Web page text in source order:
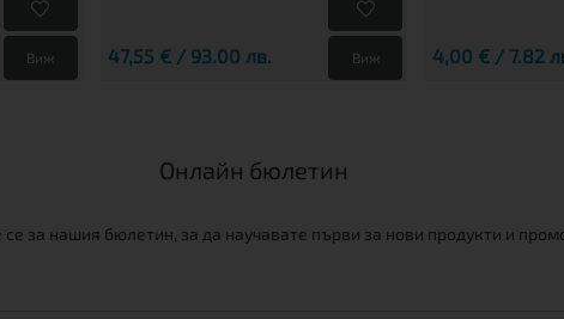
Виж 47,55 € / 93.00 лв. Виж 4,00 € / 7.82
Онлайн бюлетин
се за нашия бюлетин, за да научавате първи за нови продукти и